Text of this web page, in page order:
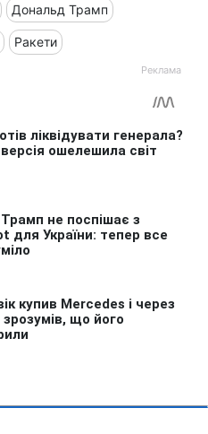
Дональд Трамп
Ракети